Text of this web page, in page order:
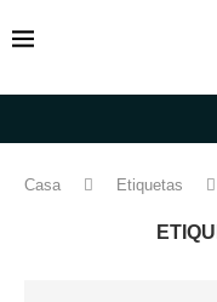
Casa Etiquetas